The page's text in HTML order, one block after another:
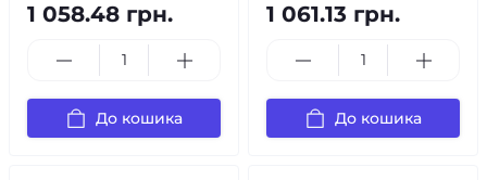
1 058.48 грн.
До кошика
1 061.13 грн.
До кошика